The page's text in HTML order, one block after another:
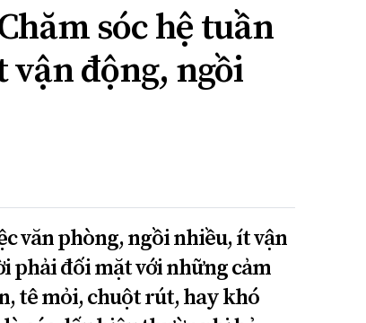
Tài chính - Ngân
hàng
Kinh tế vĩ mô
Hồ sơ doanh
sóc hệ tuần
vận động, ngồi
văn phòng, ngồi nhiều, ít vận
phải đối mặt với những cảm
tê mỏi, chuột rút, hay khó